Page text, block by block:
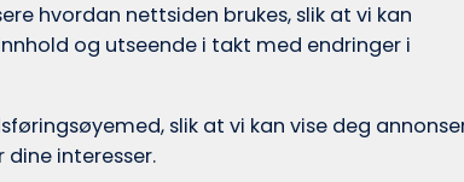
hvordan nettsiden brukes, slik at vi kan
og utseende i takt med endringer i
slik at vi kan vise deg
interesser.